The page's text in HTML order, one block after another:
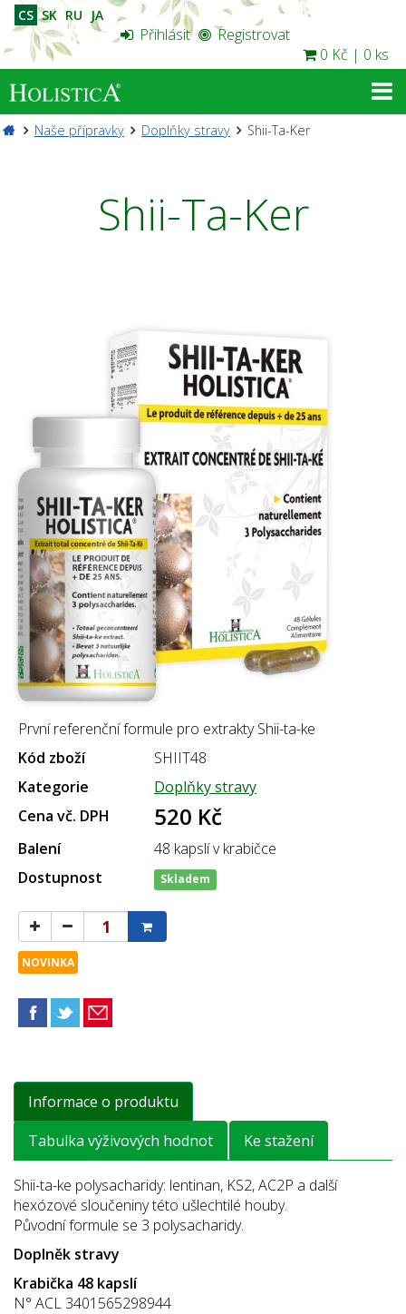
CS SK RU JA
Přihlásit
Registrovat
0 Kč | 0 ks
Naše přípravky Doplňky stravy Shii-Ta-Ker
Shii-Ta-Ker
První referenční formule pro extrakty Shii-ta-ke
Kód zboží
SHIIT48
Kategorie
Doplňky stravy
Cena vč. DPH
520 Kč
Balení
48 kapslí v krabičce
Dostupnost
Skladem
NOVINKA
Informace o produktu
Tabulka výživových hodnot
Ke stažení
Shii-ta-ke polysacharidy: lentinan, KS2, AC2P a další
hexózové sloučeniny této ušlechtilé houby.
Původní formule se 3 polysacharidy.
Doplněk stravy
Krabička 48 kapslí
N° ACL 3401565298944